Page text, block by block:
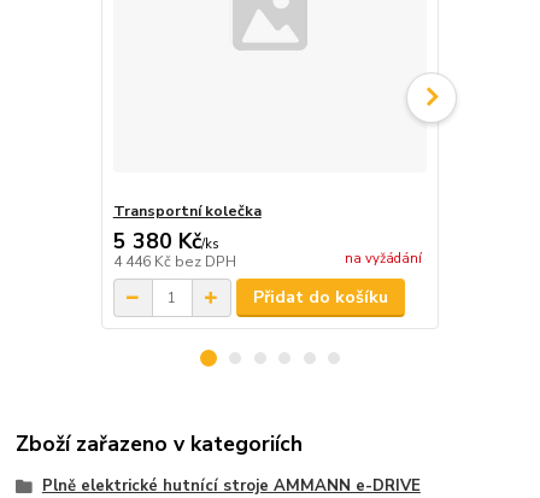
Transportní kolečka
5 380 Kč/ks
4 446 Kč bez DPH na vyžádání
Přidat do košíku
Zboží zařazeno v kategoriích
Plně elektrické hutnící stroje AMMANN e-DRIVE